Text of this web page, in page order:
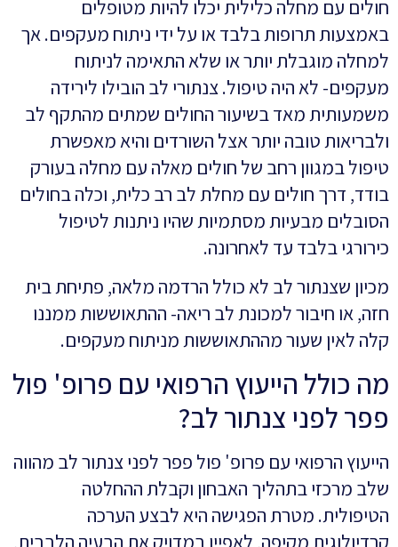
חולים עם מחלה כלילית יכלו להיות מטופלים
באמצעות תרופות בלבד או על ידי ניתוח מעקפים. אך
למחלה מוגבלת יותר או שלא התאימה לניתוח
מעקפים- לא היה טיפול. צנתורי לב הובילו לירידה
משמעותית מאד בשיעור החולים שמתים מהתקף לב
ולבריאות טובה יותר אצל השורדים והיא מאפשרת
טיפול במגוון רחב של חולים מאלה עם מחלה בעורק
בודד, דרך חולים עם מחלת לב רב כלית, וכלה בחולים
הסובלים מבעיות מסתמיות שהיו ניתנות לטיפול
כירורגי בלבד עד לאחרונה.
מכיון שצנתור לב לא כולל הרדמה מלאה, פתיחת בית
חזה, או חיבור למכונת לב ריאה- ההתאוששות ממננו
קלה לאין שעור מההתאוששות מניתוח מעקפים.
מה כולל הייעוץ הרפואי עם פרופ' פול
פפר לפני צנתור לב?
הייעוץ הרפואי עם פרופ' פול פפר לפני צנתור לב מהווה
שלב מרכזי בתהליך האבחון וקבלת ההחלטה
הטיפולית. מטרת הפגישה היא לבצע הערכה
קרדיולוגית מקיפה, לאפיין במדויק את הבעיה הלבבית,